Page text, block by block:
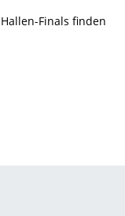
Finals finden